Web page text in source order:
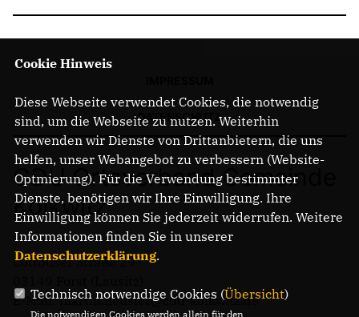
DATENSCHUTZ
CDU Ortsverband Gemeinde
Kolkwitz
Cottbuser Straße 29
E-Mail: martin.heusler@cdu-kolkwitz.de
Cookie Hinweis
Diese Webseite verwendet Cookies, die notwendig
sind, um die Webseite zu nutzen. Weiterhin
verwenden wir Dienste von Drittanbietern, die uns
helfen, unser Webangebot zu verbessern (Website-
Optmierung). Für die Verwendung bestimmter
Dienste, benötigen wir Ihre Einwilligung. Ihre
Einwilligung können Sie jederzeit widerrufen. Weitere
Informationen finden Sie in unserer
Datenschutzerklärung.
Technisch notwendige Cookies (Übersicht)
Die notwendigen Cookies werden allein für den